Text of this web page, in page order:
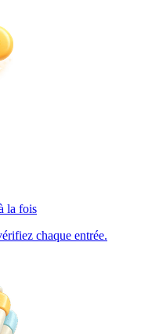
la fois
chaque entrée.